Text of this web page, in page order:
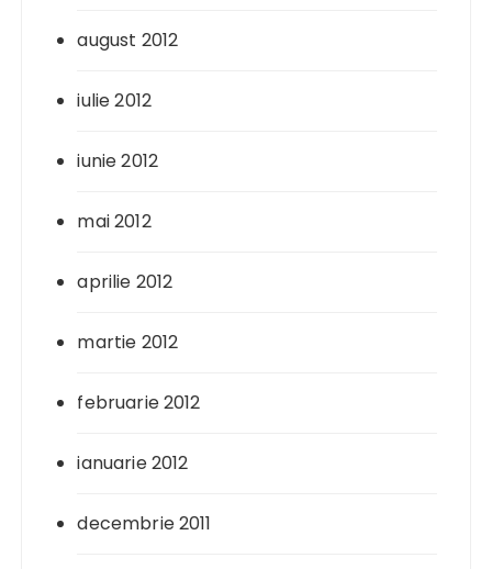
august 2012
iulie 2012
iunie 2012
mai 2012
aprilie 2012
martie 2012
februarie 2012
ianuarie 2012
decembrie 2011